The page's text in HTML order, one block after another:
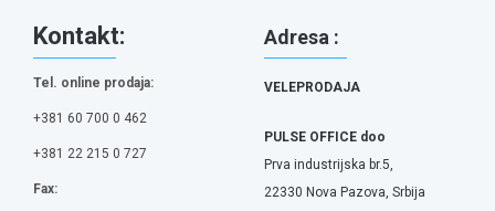
Kontakt:
Tel. online prodaja:
+381 60 700 0 462
+381 22 215 0 727
Fax:
Adresa :
VELEPRODAJA
PULSE OFFICE doo
Prva industrijska br.5,
22330 Nova Pazova, Srbija